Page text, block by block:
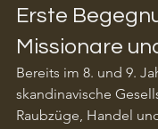
Erste
Missionare
Bereits im 8. und 9.
skandinavische
Raubzüge, Handel